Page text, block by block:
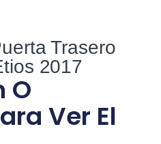
Trasero
2017
O
Ver El